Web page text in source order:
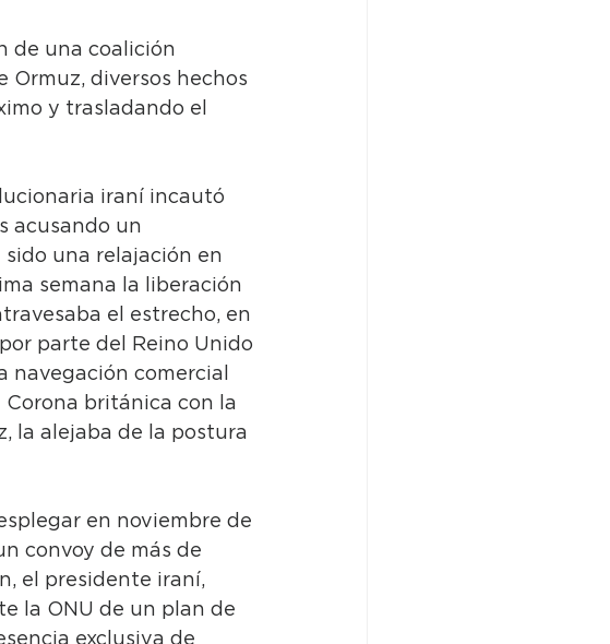
de una coalición
diversos hechos
y trasladando el
iraní incautó
acusando un
una relajación en
semana la liberación
el estrecho, en
parte del Reino Unido
navegación comercial
británica con la
la alejaba de la postura
en noviembre de
convoy de más de
el presidente iraní,
la ONU de un plan de
exclusiva de